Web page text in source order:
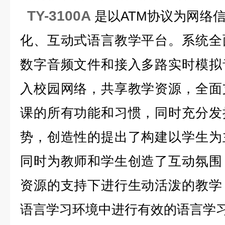
TY-3100A 是以ATM协议为网络
化、互动式语言教学平台。系统
数字音频文件和接入多路实时模
入校园网络，共享教学资源，全
课的所有功能和习惯，同时充分
势，创造性的提出了构建以学生
同时为教师和学生创造了互动氛
资源的支持下进行生动活泼的教
语言学习环境中进行有效的语言学